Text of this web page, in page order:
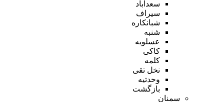
سعدآباد
سیراف
شبانکاره
شنبه
عسلویه
کاکی
کلمه
نخل تقی
وحدتیه
بازگشت
سمنان